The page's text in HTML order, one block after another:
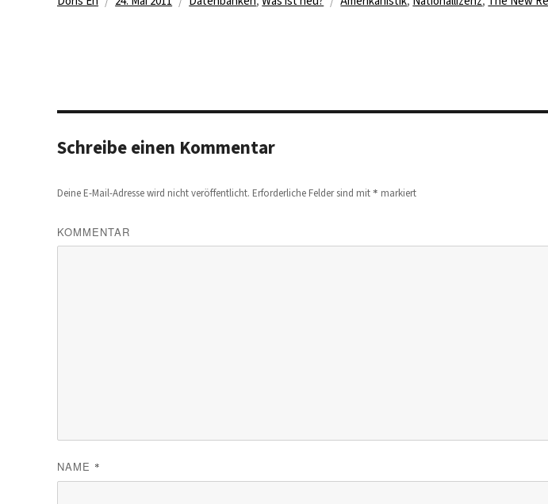
Schreibe einen Kommentar
Deine E-Mail-Adresse wird nicht veröffentlicht. Erforderliche Felder sind mit * markiert
KOMMENTAR
NAME *